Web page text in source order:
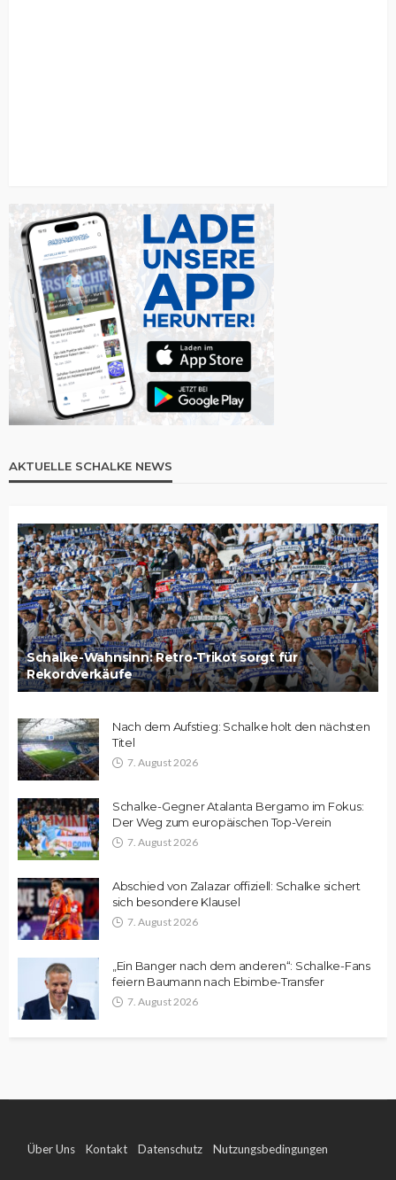
AKTUELLE SCHALKE NEWS
Schalke-Wahnsinn: Retro-Trikot sorgt für
Rekordverkäufe
Nach dem Aufstieg: Schalke holt den nächsten
Titel
7. August 2026
Schalke-Gegner Atalanta Bergamo im Fokus:
Der Weg zum europäischen Top-Verein
7. August 2026
Abschied von Zalazar offiziell: Schalke sichert
sich besondere Klausel
7. August 2026
„Ein Banger nach dem anderen“: Schalke-Fans
feiern Baumann nach Ebimbe-Transfer
7. August 2026
Über Uns Kontakt Datenschutz Nutzungsbedingungen